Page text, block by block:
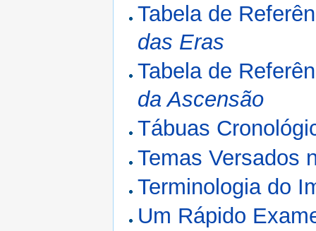
Tabela de
das Eras
Tabela de
da Ascensão
Tábuas
Temas Versados
Terminologia do
Um Rápido